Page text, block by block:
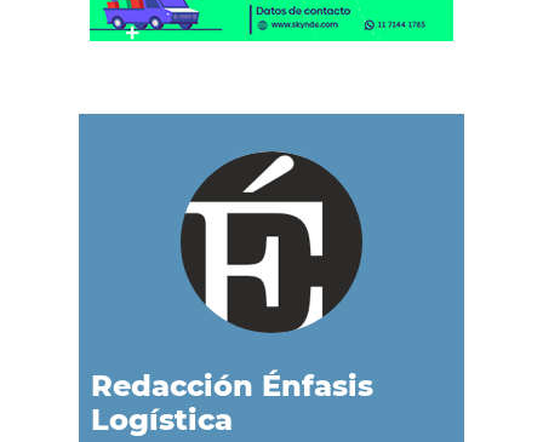
Redacción Énfasis
Logística